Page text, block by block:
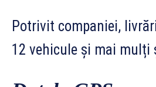
Potrivit companiei,
12 vehicule și mai mulți